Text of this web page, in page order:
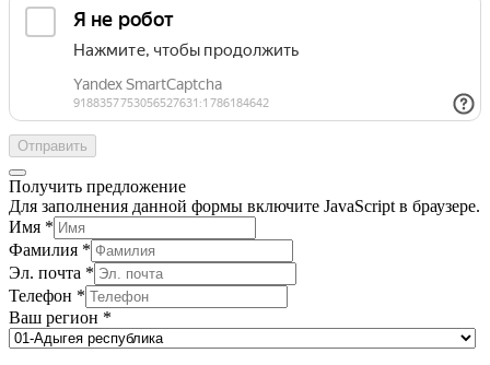
Отправить
Получить предложение
Для заполнения данной формы включите JavaScript в браузере.
Имя *
Фамилия *
Эл. почта *
Телефон *
Ваш регион *